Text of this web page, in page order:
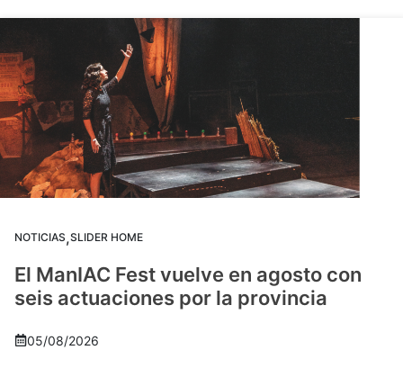
NOTICIAS,SLIDER HOME
El ManIAC Fest vuelve en agosto con
seis actuaciones por la provincia
05/08/2026